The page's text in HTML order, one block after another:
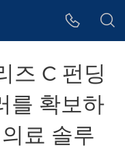
즈 C 펀딩
를 확보하
료 솔루